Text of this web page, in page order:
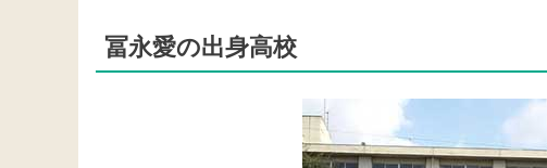
冨永愛の出身高校